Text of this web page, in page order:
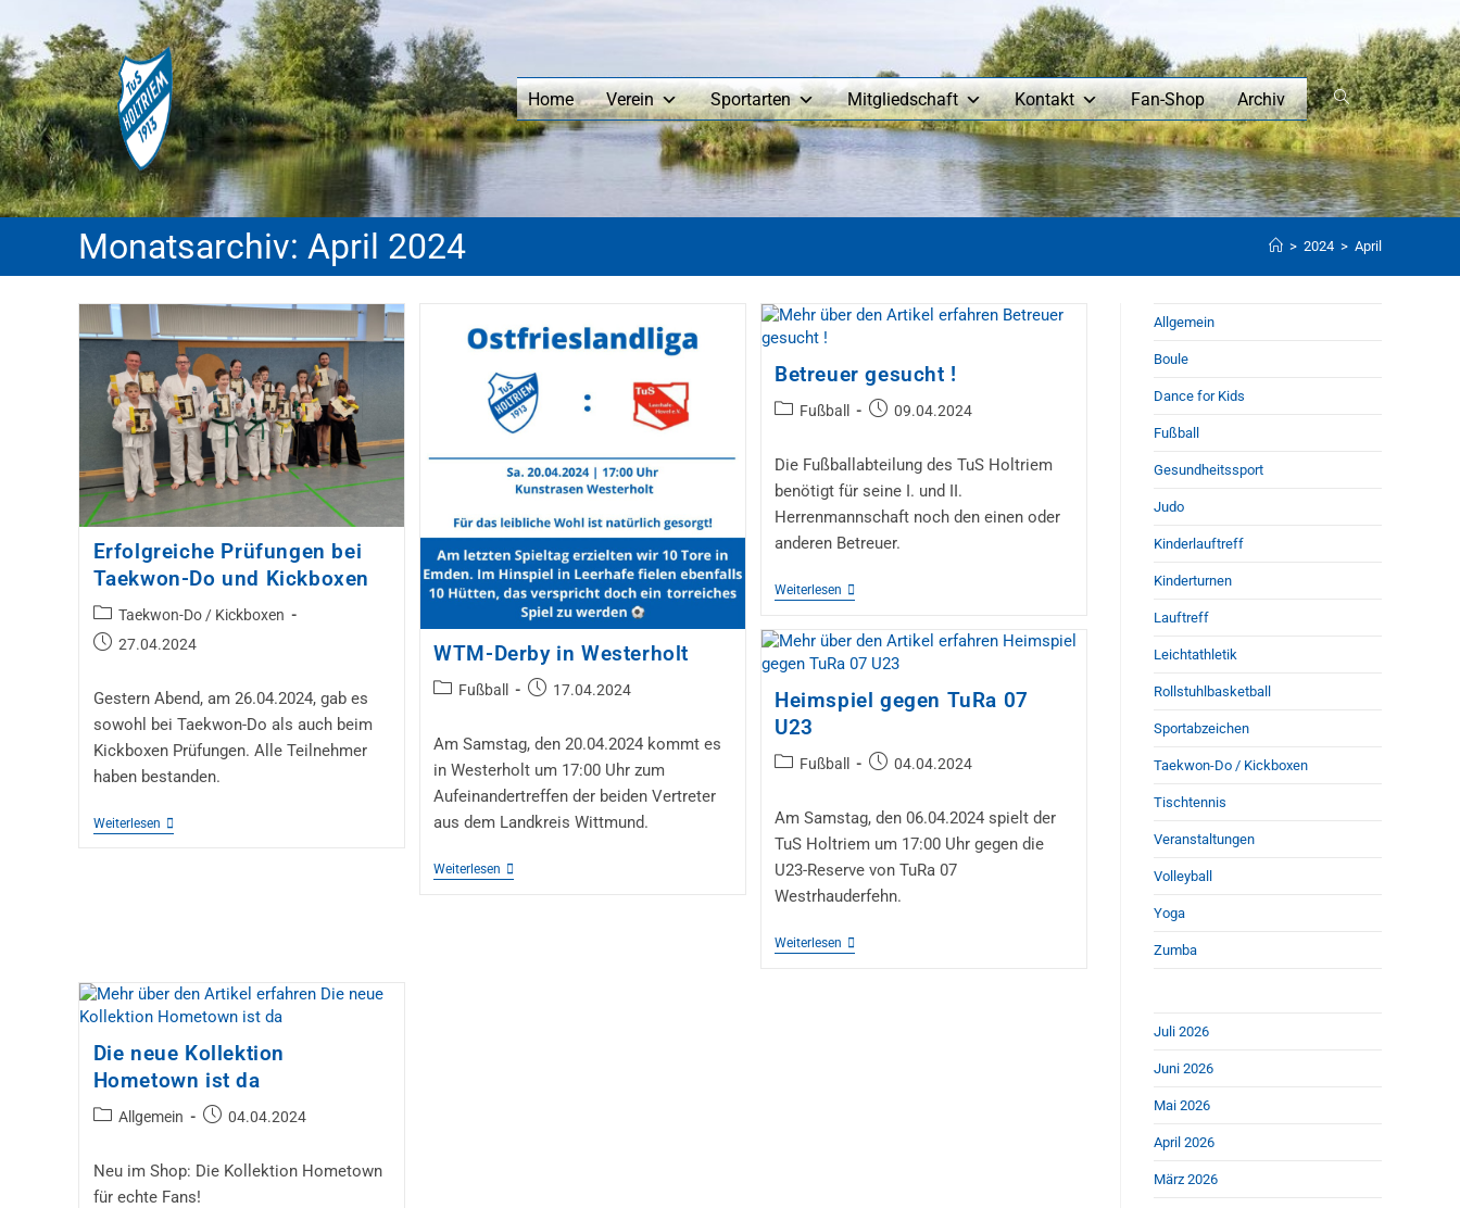
Home Verein Sportarten Mitgliedschaft Kontakt Fan-Shop Archiv
Monatsarchiv: April 2024 > 2024 > April
Erfolgreiche Prüfungen bei
Taekwon-Do und Kickboxen
Taekwon-Do / Kickboxen
27.04.2024
Gestern Abend, am 26.04.2024, gab es
sowohl bei Taekwon-Do als auch beim
Kickboxen Prüfungen. Alle Teilnehmer
haben bestanden.
Weiterlesen
WTM-Derby in Westerholt
Fußball 17.04.2024
Am Samstag, den 20.04.2024 kommt es
in Westerholt um 17:00 Uhr zum
Aufeinandertreffen der beiden Vertreter
aus dem Landkreis Wittmund.
Weiterlesen
Betreuer gesucht !
Fußball 09.04.2024
Die Fußballabteilung des TuS Holtriem
benötigt für seine I. und II.
Herrenmannschaft noch den einen oder
anderen Betreuer.
Weiterlesen
Heimspiel gegen TuRa 07
U23
Fußball 04.04.2024
Am Samstag, den 06.04.2024 spielt der
TuS Holtriem um 17:00 Uhr gegen die
U23-Reserve von TuRa 07
Westrhauderfehn.
Weiterlesen
Die neue Kollektion
Hometown ist da
Allgemein 04.04.2024
Neu im Shop: Die Kollektion Hometown
für echte Fans!
Allgemein
Boule
Dance for Kids
Fußball
Gesundheitssport
Judo
Kinderlauftreff
Kinderturnen
Lauftreff
Leichtathletik
Rollstuhlbasketball
Sportabzeichen
Taekwon-Do / Kickboxen
Tischtennis
Veranstaltungen
Volleyball
Yoga
Zumba
Juli 2026
Juni 2026
Mai 2026
April 2026
März 2026